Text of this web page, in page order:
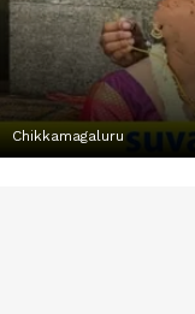
Chikkamagaluru